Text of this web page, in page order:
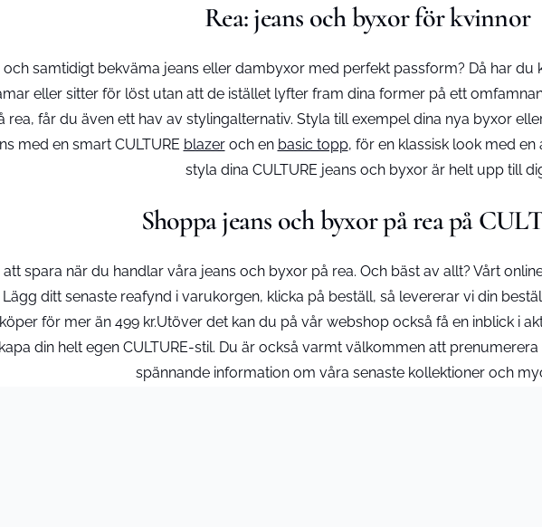
Rea: jeans och byxor för kvinnor
samtidigt bekväma jeans eller dambyxor med perfekt passform? Då har
eller sitter för löst utan att de istället lyfter fram dina former på ett
rea, får du även ett hav av stylingalternativ. Styla till exempel dina nya byxor
med en smart CULTURE blazeroch en basic topp, för en klassisk look med
styla dina CULTURE jeans och byxor är helt upp till
Shoppa jeans och byxor på rea på
att spara när du handlar våra jeans och byxor på rea. Och bäst av allt? Vårt
ditt senaste reafynd i varukorgen, klicka på beställ, så levererar vi din
för mer än 499 kr.Utöver det kan du på vår webshop också få en inblick i
din helt egen CULTURE-stil. Du är också varmt välkommen att
spännande information om våra senaste kollektioner och